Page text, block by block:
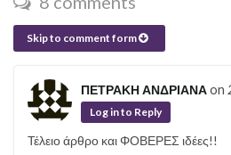
Skip to comment form
ΠΕΤΡΑΚΗ ΑΝΔΡΙΑΝΑon
Log in to Reply
Τέλειο άρθρο και ΦΟΒΕΡΕΣ ιδέες!!